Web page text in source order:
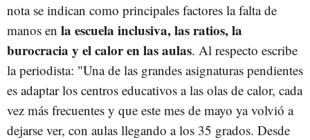
nota se indican como principales factores la falta de
manos en la escuela inclusiva, las ratios, la
burocracia y el calor en las aulas. Al respecto escribe
la periodista: "Una de las grandes asignaturas pendientes
es adaptar los centros educativos a las olas de calor, cada
vez más frecuentes y que este mes de mayo ya volvió a
dejarse ver, con aulas llegando a los 35 grados. Desde